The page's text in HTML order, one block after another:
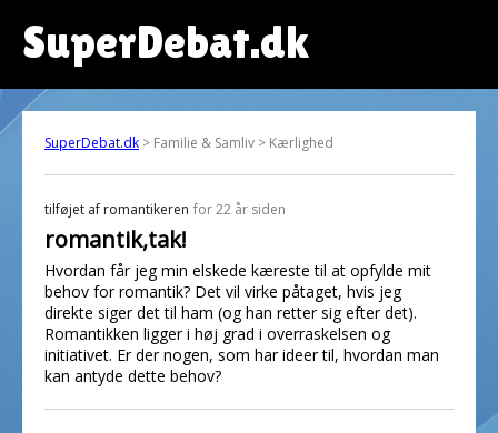
SuperDebat.dk
SuperDebat.dk > Familie & Samliv > Kærlighed
tilføjet af romantikeren for 22 år siden
romantik,tak!
Hvordan får jeg min elskede kæreste til at opfylde mit
behov for romantik? Det vil virke påtaget, hvis jeg
direkte siger det til ham (og han retter sig efter det).
Romantikken ligger i høj grad i overraskelsen og
initiativet. Er der nogen, som har ideer til, hvordan man
kan antyde dette behov?